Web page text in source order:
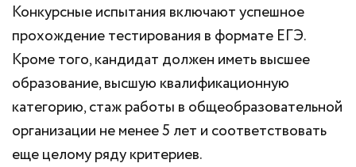
Конкурсные испытания включают успешное
прохождение тестирования в формате ЕГЭ.
Кроме того, кандидат должен иметь высшее
образование, высшую квалификационную
категорию, стаж работы в общеобразовательной
организации не менее 5 лет и соответствовать
еще целому ряду критериев.